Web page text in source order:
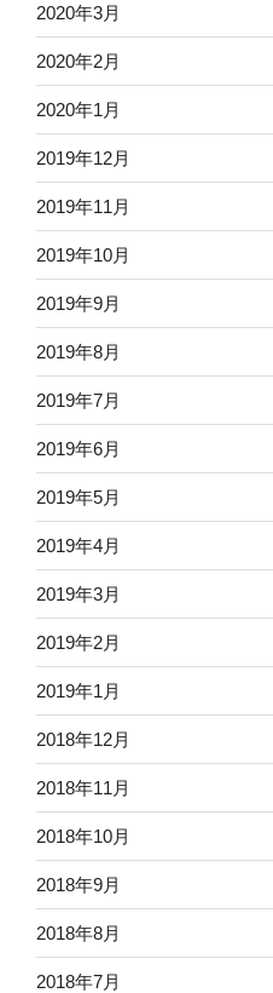
2020年3月
2020年2月
2020年1月
2019年12月
2019年11月
2019年10月
2019年9月
2019年8月
2019年7月
2019年6月
2019年5月
2019年4月
2019年3月
2019年2月
2019年1月
2018年12月
2018年11月
2018年10月
2018年9月
2018年8月
2018年7月